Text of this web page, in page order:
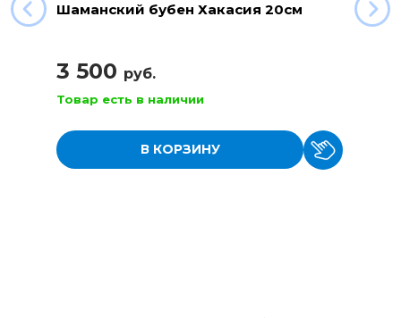
Шаманский бубен Хакасия 20см
3 500 руб.
Товар есть в наличии
В КОРЗИНУ